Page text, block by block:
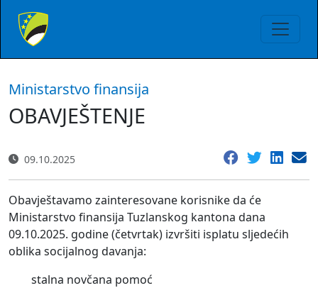
Ministarstvo finansija
OBAVJEŠTENJE
09.10.2025
Obavještavamo zainteresovane korisnike da će
Ministarstvo finansija Tuzlanskog kantona dana
09.10.2025. godine (četvrtak) izvršiti isplatu sljedećih
oblika socijalnog davanja:
stalna novčana pomoć